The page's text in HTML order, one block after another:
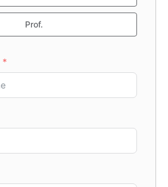
Prof.